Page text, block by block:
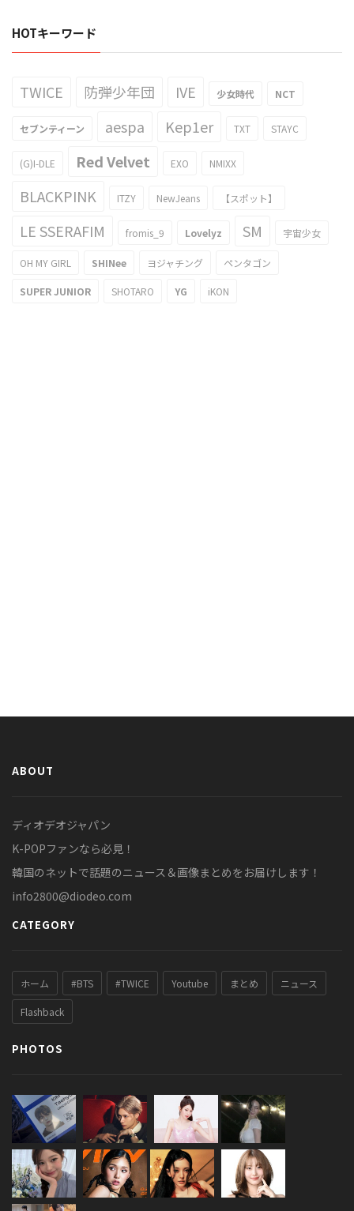
HOTキーワード
TWICE 防弾少年団 IVE 少女時代 NCT
セブンティーン aespa Kep1er TXT STAYC
(G)I-DLE Red Velvet EXO NMIXX
BLACKPINK ITZY NewJeans 【スポット】
LE SSERAFIM fromis_9 Lovelyz SM 宇宙少女
OH MY GIRL SHINee ヨジャチング ペンタゴン
SUPER JUNIOR SHOTARO YG iKON
ABOUT
ディオデオジャパン
K-POPファンなら必見！
韓国のネットで話題のニュース＆画像まとめをお届けします！
info2800@diodeo.com
CATEGORY
ホーム #BTS #TWICE Youtube まとめ ニュース
Flashback
PHOTOS